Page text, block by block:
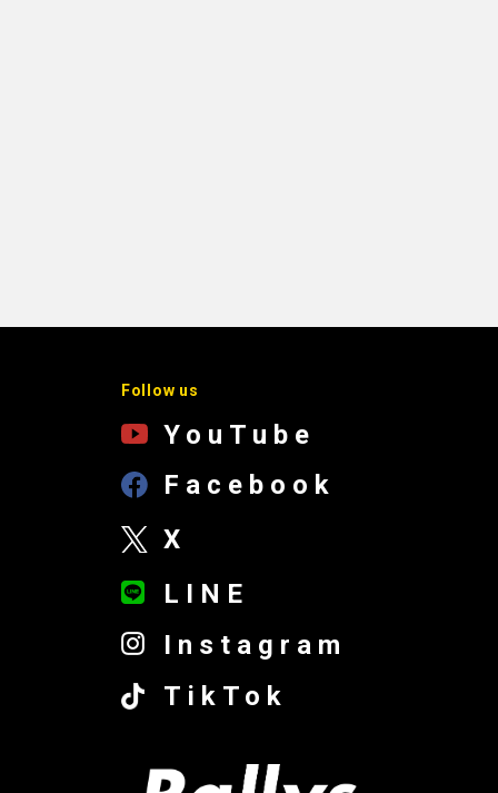
Follow us
YouTube
Facebook
X
LINE
Instagram
TikTok